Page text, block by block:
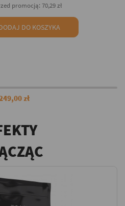
promocją: 70,29 zł
DO KOSZYKA
zł